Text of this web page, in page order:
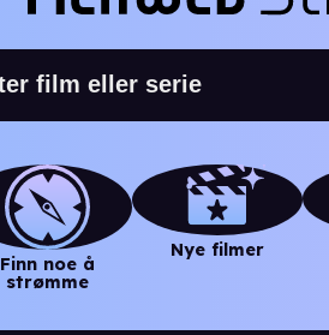
Finn noe å
strømme
Nye filmer